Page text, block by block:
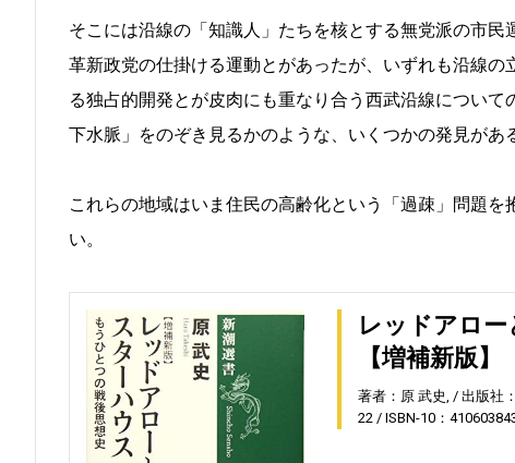
そこには沿線の「知識人」たちを核とする無党派の市
革新政党の仕掛ける運動とがあったが、いずれも沿線
る独占的開発とが皮肉にも重なり合う西武沿線につい
下水脈」をのぞき見るかのような、いくつかの発見があ
これらの地域はいま住民の高齢化という「過疎」問題
い。
レッドアロ
【増補新版】
著者：原 武史, 出版社
22
ISBN-10：